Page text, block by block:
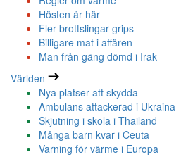
Hösten är här
Fler brottslingar grips
Billigare mat i affären
Man från gäng dömd i Irak
Världen
Nya platser att skydda
Ambulans attackerad i Ukraina
Skjutning i skola i Thailand
Många barn kvar i Ceuta
Varning för värme i Europa